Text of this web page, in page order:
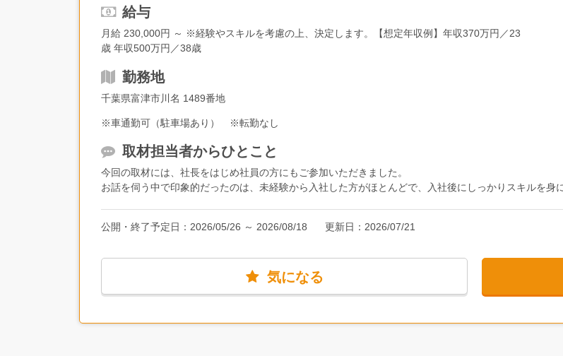
給与
月給 230,000円 ～ ※経験やスキルを考慮の上、決定します。【想定年収例】年収370万円／23
歳 年収500万円／38歳
勤務地
千葉県富津市川名 1489番地
※車通勤可（駐車場あり） ※転勤なし
取材担当者からひとこと
今回の取材には、社長をはじめ社員の方にもご参加いただきました。
お話を伺う中で印象的だったのは、未経験から入社した方がほとんどで、入社後にしっかりスキルを身
取材中は社長が時折冗談を交えて場を和ませるなど、笑いもあふれる和やかな雰囲気でした。社員同士
「今は特別なスキルがない…」という方も心配はいりません。一生もののスキルを身につけて地域に貢
公開・終了予定日： 2026/05/26 ～ 2026/08/18 更新日： 2026/07/21
気になる